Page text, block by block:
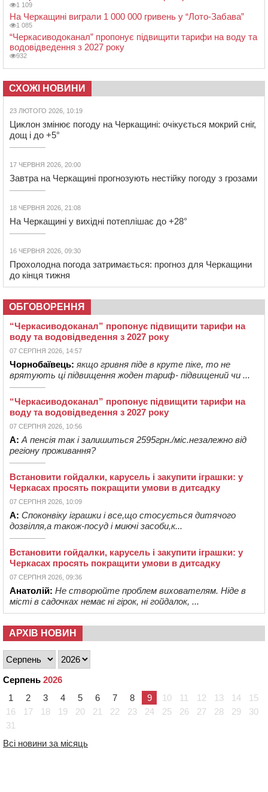
1 109
На Черкащині виграли 1 000 000 гривень у “Лото-Забава”
1 085
“Черкасиводоканал” пропонує підвищити тарифи на воду та
водовідведення з 2027 року
932
СХОЖІ НОВИНИ
23 ЛЮТОГО 2026, 10:19
Циклон змінює погоду на Черкащині: очікується мокрий сніг,
дощ і до +5°
17 ЧЕРВНЯ 2026, 20:00
Завтра на Черкащині прогнозують нестійку погоду з грозами
18 ЧЕРВНЯ 2026, 21:08
На Черкащині у вихідні потеплішає до +28°
16 ЧЕРВНЯ 2026, 09:30
Прохолодна погода затримається: прогноз для Черкащини
до кінця тижня
ОБГОВОРЕННЯ
“Черкасиводоканал” пропонує підвищити тарифи на
воду та водовідведення з 2027 року
07 СЕРПНЯ 2026, 14:57
Чорнобаївець: якщо гривня піде в круте піке, то не
врятують ці підвищення жоден тариф- підвищений чи ...
“Черкасиводоканал” пропонує підвищити тарифи на
воду та водовідведення з 2027 року
07 СЕРПНЯ 2026, 10:56
А: А пенсія так і залишиться 2595грн./міс.незалежно від
регіону проживання?
Встановити гойдалки, карусель і закупити іграшки: у
Черкасах просять покращити умови в дитсадку
07 СЕРПНЯ 2026, 10:09
А: Споконвіку іграшки і все,що стосується дитячого
дозвілля,а також-посуд і миючі засоби,к...
Встановити гойдалки, карусель і закупити іграшки: у
Черкасах просять покращити умови в дитсадку
07 СЕРПНЯ 2026, 09:36
Анатолій: Не створюйте проблем вихователям. Ніде в
місті в садочках немає ні гірок, ні гойдалок, ...
АРХІВ НОВИН
Серпень 2026
1
2 3 4 5 6 7 8 9 10 11 12 13 14
15
16
17 18 19 20 21 22 23 24 25 26 27 28 29
30
31
Всі новини за місяць